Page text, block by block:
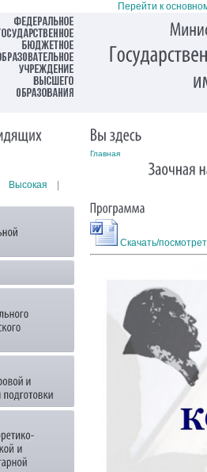
Перейти к
Высокая
Главная
Скачать/